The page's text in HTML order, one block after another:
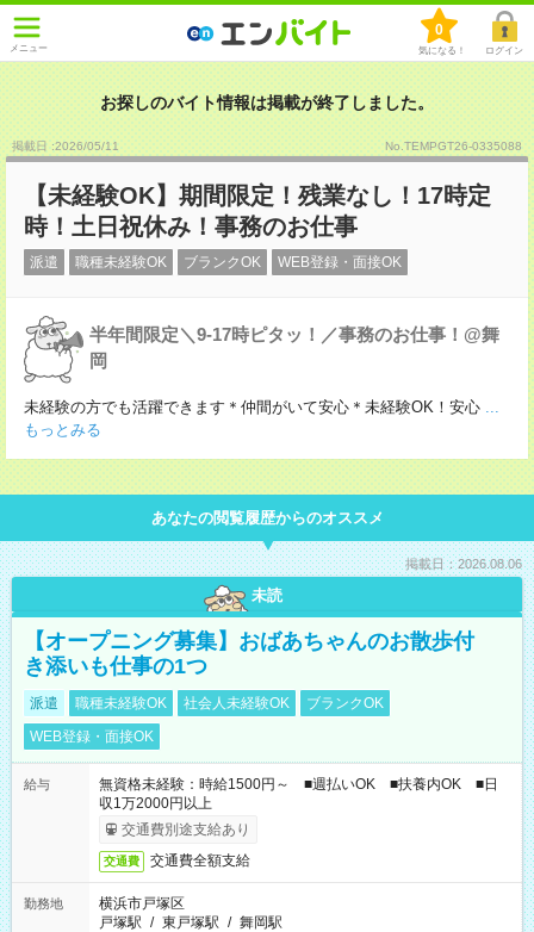
メニュー
0
気になる！ ログイン
お探しのバイト情報は掲載が終了しました。
掲載日 :2026/05/11 No.TEMPGT26-0335088
【未経験OK】期間限定！残業なし！17時定
時！土日祝休み！事務のお仕事
派遣 職種未経験OK ブランクOK WEB登録・面接OK
半年間限定＼9-17時ピタッ！／事務のお仕事！@舞
岡
未経験の方でも活躍できます＊仲間がいて安心＊未経験OK！安心 ...
もっとみる
あなたの閲覧履歴からのオススメ
掲載日：2026.08.06
未読
【オープニング募集】おばあちゃんのお散歩付
き添いも仕事の1つ
派遣 職種未経験OK 社会人未経験OK
ブランクOK
WEB登録・面接OK
給与
無資格未経験：時給1500円～ ■週払いOK ■扶養内OK ■日
収1万2000円以上
交通費別途支給あり
交通費 交通費全額支給
勤務地
横浜市戸塚区
戸塚駅 / 東戸塚駅 / 舞岡駅